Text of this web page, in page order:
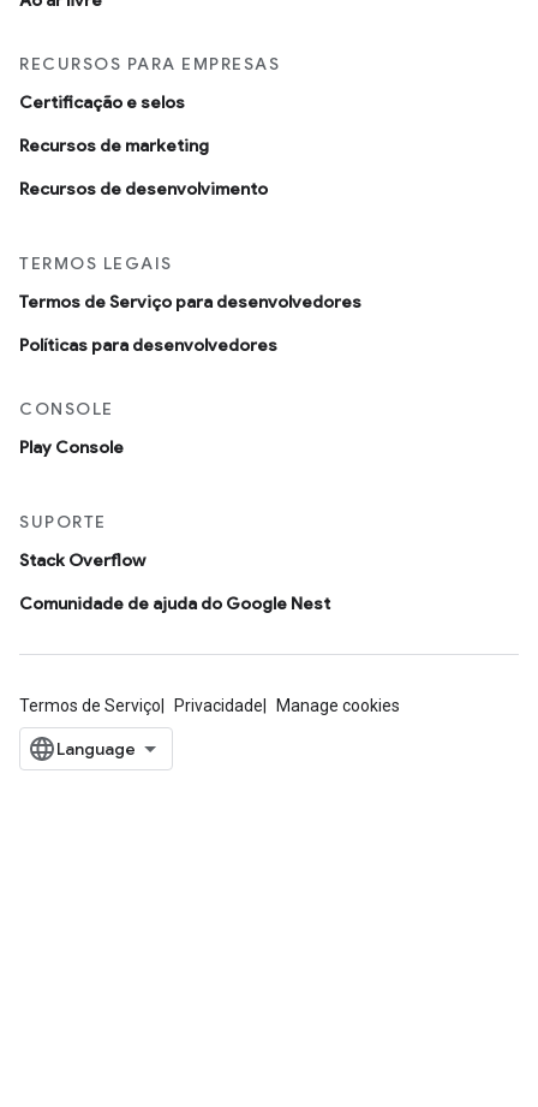
RECURSOS PARA EMPRESAS
Certificação e selos
Recursos de marketing
Recursos de desenvolvimento
TERMOS LEGAIS
Termos de Serviço para desenvolvedores
Políticas para desenvolvedores
CONSOLE
Play Console
SUPORTE
Stack Overflow
Comunidade de ajuda do Google Nest
Termos de Serviço Privacidade Manage cookies